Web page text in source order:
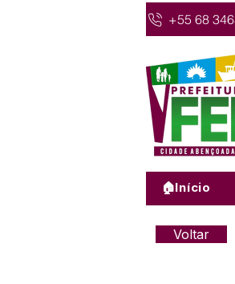
+55 68
🏠Início
Voltar